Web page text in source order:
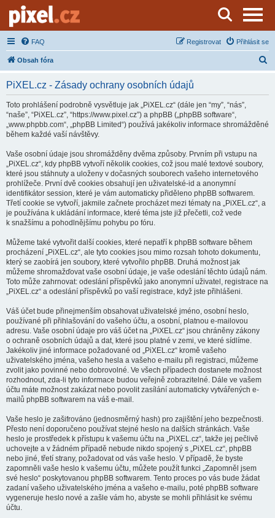
Server o natáčení a zpracování videa
FAQ Přihlásit se
Registrovat
Obsah fóra
PiXEL.cz - Zásady ochrany osobních údajů
Toto prohlášení podrobně vysvětluje jak „PiXEL.cz“ (dále jen “my”, “nás”,
“naše”, “PiXEL.cz”, “https://www.pixel.cz”) a phpBB („phpBB software“,
„www.phpbb.com“, „phpBB Limited“) používá jakékoliv informace shromážděné
během každé vaší návštěvy.
Vaše osobní údaje jsou shromážděny dvěma způsoby. Prvním při vstupu na
„PiXEL.cz“, kdy phpBB vytvoří několik cookies, což jsou malé textové soubory,
které jsou stáhnuty a uloženy v dočasných souborech vašeho internetového
prohlížeče. První dvě cookies obsahují jen uživatelské-id a anonymní
identifikátor session, které je vám automaticky přiděleno phpBB softwarem.
Třetí cookie se vytvoří, jakmile začnete procházet mezi tématy na „PiXEL.cz“, a
je používána k ukládání informace, které téma jste již přečetli, což vede
k snažšímu a pohodlnějšímu pohybu po fóru.
Můžeme také vytvořit další cookies, které nepatří k phpBB software během
procházení „PiXEL.cz“, ale tyto cookies jsou mimo rozsah tohoto dokumentu,
který se zaobírá jen soubory, které vytvořilo phpBB. Druhá možnost jak
můžeme shromažďovat vaše osobní údaje, je vaše odeslání těchto údajů nám.
Toto může zahrnovat: odeslání příspěvků jako anonymní uživatel, registrace na
„PiXEL.cz“ a odeslání příspěvků po vaší registrace, když jste přihlášeni.
Váš účet bude přinejmenším obsahovat uživatelské jméno, osobní heslo,
používané při přihlašování do vašeho účtu, a osobní, platnou e-mailovou
adresu. Vaše osobní údaje pro váš účet na „PiXEL.cz“ jsou chráněny zákony
o ochraně osobních údajů a dat, které jsou platné v zemi, ve které sídlíme.
Jakékoliv jiné informace požadované od „PiXEL.cz“ kromě vašeho
uživatelského jména, vašeho hesla a vašeho e-mailu při registraci, můžeme
zvolit jako povinné nebo dobrovolné. Ve všech případech dostanete možnost
rozhodnout, zda-li tyto informace budou veřejně zobrazitelné. Dále ve vašem
účtu máte možnost zakázat nebo povolit zasílání automaticky vytvářených e-
mailů phpBB softwarem na váš e-mail.
Vaše heslo je zašifrováno (jednosměrný hash) pro zajištění jeho bezpečnosti.
Přesto není doporučeno používat stejné heslo na dalších stránkách. Vaše
heslo je prostředek k přístupu k vašemu účtu na „PiXEL.cz“, takže jej pečlivě
uchovejte a v žádném případě nebude nikdo spojený s „PiXEL.cz“, phpBB
nebo jiné, třetí strany, požadovat od vás vaše heslo. V případě, že byste
zapomněli vaše heslo k vašemu účtu, můžete použít funkci „Zapomněl jsem
své heslo“ poskytovanou phpBB softwarem. Tento proces po vás bude žádat
zadaní vašeho uživatelského jména a vašeho e-mailu, poté phpBB software
vygeneruje heslo nové a zašle vám ho, abyste se mohli přihlásit ke svému
účtu.